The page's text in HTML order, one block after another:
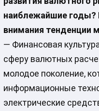
наиблежайшие годы?
внимания
— Финансовая
сферу валютных
молодое поколение,
информационные
электрические